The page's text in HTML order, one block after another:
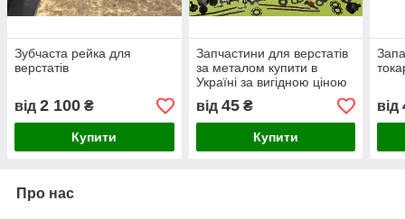
Зубчаста рейка для
верстатів
від 2 100 ₴
Купити
Запчастини для верстатів
за металом купити в
Україні за вигідною ціною
від 45₴
Купити
від
Про нас